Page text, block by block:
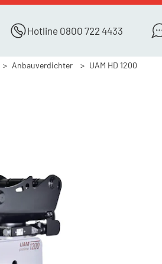
Hotline 0800 722 4433
Anbauverdichter UAM HD 1200